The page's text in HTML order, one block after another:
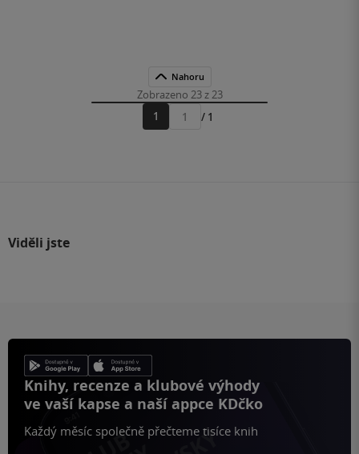
Nahoru
Zobrazeno 23 z 23
1
Přejít
/ 1
Viděli jste
Knihy, recenze a klubové výhody
ve vaší kapse a naší appce KDčko
Každý měsíc společně přečteme tisíce knih